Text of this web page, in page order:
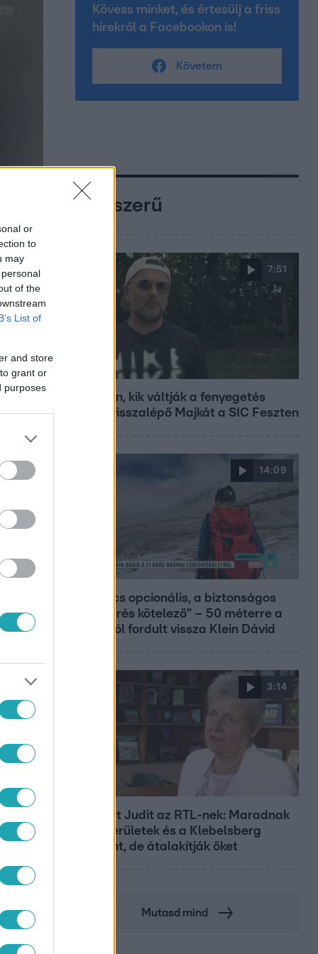
or
to
may
of the
List of
and store
grant or
purposes
Kövess minket, és értesülj a friss
hírekről a Facebookon is!
Követem
Népszerű
7:51
Megvan, kik váltják a fenyegetés
miatt visszalépő Majkát a SIC Feszten
14:09
„A csúcs opcionális, a biztonságos
hazatérés kötelező” – 50 méterre a
csúcstól fordult vissza Klein Dávid
3:14
Lannert Judit az RTL-nek: Maradnak
a tankerületek és a Klebelsberg
Központ, de átalakítják őket
Mutasd mind